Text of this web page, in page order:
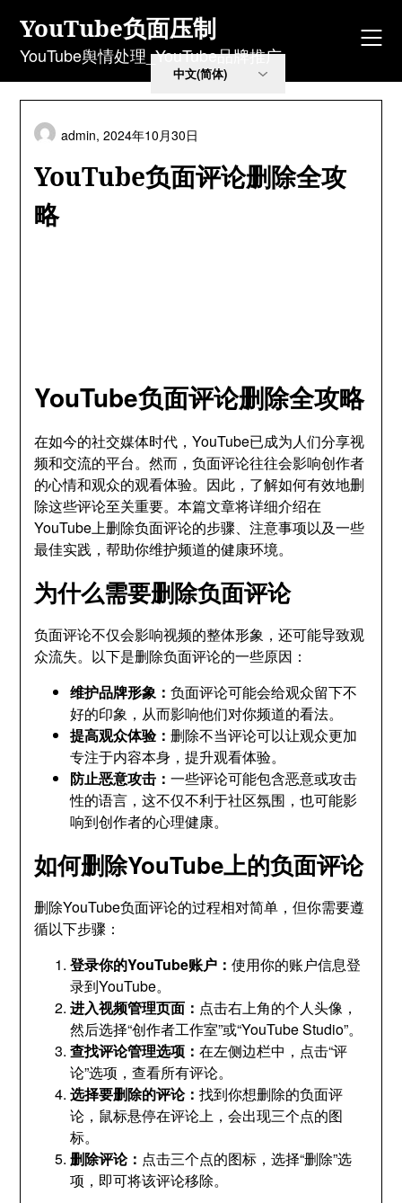
content
YouTube负面压制
YouTube舆情处理_YouTube品牌推广
YouTube负面评论删除全攻
略
admin,2024年10月30日
YouTube负面评论删除全攻略
在如今的社交媒体时代，YouTube已成为人们分享视
频和交流的平台。然而，负面评论往往会影响创作者
的心情和观众的观看体验。因此，了解如何有效地删
除这些评论至关重要。本篇文章将详细介绍在
YouTube上删除负面评论的步骤、注意事项以及一些
最佳实践，帮助你维护频道的健康环境。
为什么需要删除负面评论
负面评论不仅会影响视频的整体形象，还可能导致观
众流失。以下是删除负面评论的一些原因：
维护品牌形象：负面评论可能会给观众留下不
好的印象，从而影响他们对你频道的看法。
提高观众体验：删除不当评论可以让观众更加
专注于内容本身，提升观看体验。
防止恶意攻击：一些评论可能包含恶意或攻击
性的语言，这不仅不利于社区氛围，也可能影
响到创作者的心理健康。
如何删除YouTube上的负面评论
删除YouTube负面评论的过程相对简单，但你需要遵
循以下步骤：
登录你的YouTube账户：使用你的账户信息登
录到YouTube。
进入视频管理页面： 点击右上角的个人头像，
然后选择“创作者工作室”或“YouTube Studio”。
查找评论管理选项：在左侧边栏中，点击“评
论”选项，查看所有评论。
选择要删除的评论：找到你想删除的负面评
论，鼠标悬停在评论上，会出现三个点的图
标。
删除评论： 点击三个点的图标，选择“删除”选
项，即可将该评论移除。